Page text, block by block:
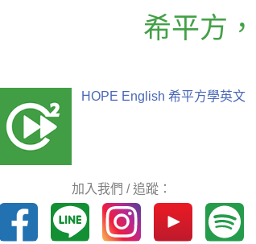
希平方 ，
HOPE English 希平方學英文
加入我們 / 追蹤：